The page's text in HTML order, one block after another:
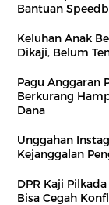
Bantuan
Keluhan Anak
Dikaji, Belum
Pagu Anggaran
Berkurang
Dana
Unggahan
Kejanggalan
DPR Kaji
Bisa Cegah